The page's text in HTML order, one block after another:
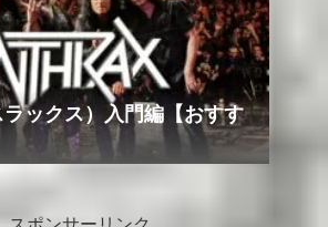
ックス）入門編【おすす